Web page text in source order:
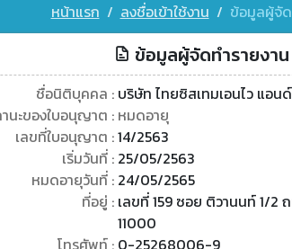
หน้าแรก ลงชื่อเข้าใช้งาน ข้อมูลผู้จัด
ข้อมูลผู้จัดทำรายงาน
ชื่อนิติบุคคล : บริษัท ไทยซิสเทมเอนไว แอน
นะของใบอนุญาต : หมดอายุ
เลขที่ใบอนุญาต :14/2563
เริ่มวันที่ : 25/05/2563
หมดอายุวันที่ : 24/05/2565
ที่อยู่ : เลขที่ 159 ซอย ติวานนท์ 1/
11000